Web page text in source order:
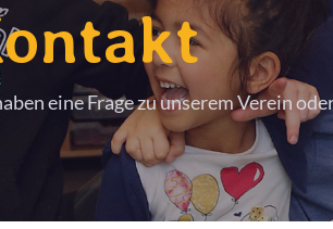
eine Frage zu unserem Verein